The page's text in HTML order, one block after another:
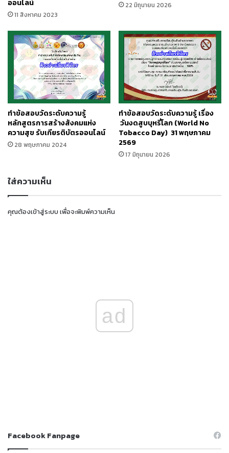
ออนไลน์
11 สิงหาคม 2023
22 มิถุนายน 2026
ทำข้อสอบวัดระดับความรู้
หลักสูตรการสร้างสังคมแห่ง
ความสุข รับเกียรติบัตรออนไลน์
28 พฤษภาคม 2024
ทำข้อสอบวัดระดับความรู้ เรื่อง
วันงดสูบบุหรี่โลก (World No
Tobacco Day) 31 พฤษภาคม
2569
17 มิถุนายน 2026
ใส่ความเห็น
คุณต้องเข้าสู่ระบบ เพื่อจะพิมพ์ความเห็น
ad
Facebook Fanpage